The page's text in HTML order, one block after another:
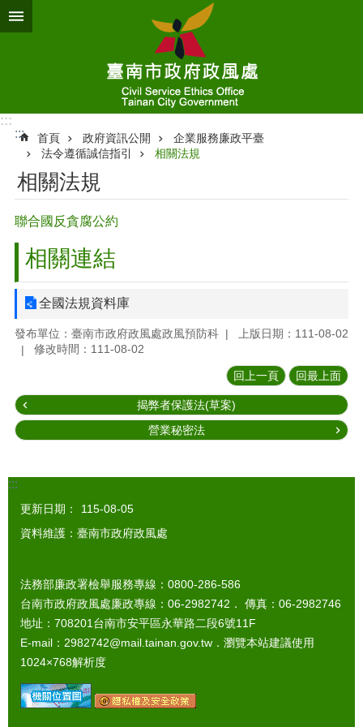
跳到主要內容區塊
:::
:::
首頁 政府資訊公開
企業服務廉政平臺
法令遵循誠信指引
相關法規
相關法規
聯合國反貪腐公約
相關連結
全國法規資料庫
發布單位：臺南市政府政風處政風預防科
上版日期：111-08-02
修改時間：111-08-02
回上一頁 回最上面
揭弊者保護法(草案)
營業秘密法
:::
更新日期：
115-08-05
資料維護：臺南市政府政風處
法務部廉政署檢舉服務專線：0800-286-586
台南市政府政風處廉政專線：06-2982742． 傳真：06-2982746
地址：708201台南市安平區永華路二段6號11F
E-mail：2982742@mail.tainan.gov.tw．瀏覽本站建議使用
1024×768解析度